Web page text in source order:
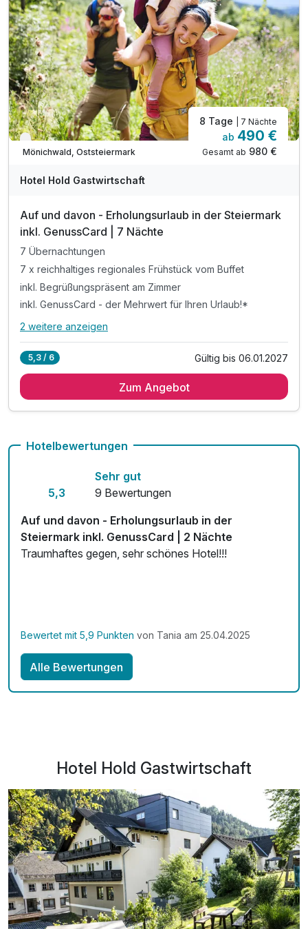
Verfügbar bis Dezember
Mönichwald, Oststeiermark
8 Tage | 7 Nächte
ab 490 €
Gesamt ab 980 €
Hotel Hold Gastwirtschaft
Auf und davon - Erholungsurlaub in der Steiermark
inkl. GenussCard | 7 Nächte
7 Übernachtungen
7 x reichhaltiges regionales Frühstück vom Buffet
inkl. Begrüßungspräsent am Zimmer
inkl. GenussCard - der Mehrwert für Ihren Urlaub!*
Alle Inklusivleistungen
7 x reichhaltiges regionales Frühstück vom Buffet
inkl. Nutzung des Wellnessbereichs
2 weitere anzeigen
5,3 / 6 Gültig bis 06.01.2027
Zum Angebot
Hotelbewertungen
5,3
Sehr gut
9 Bewertungen
Auf und davon - Erholungsurlaub in der
Steiermark inkl. GenussCard | 2 Nächte
Traumhaftes gegen, sehr schönes Hotel!!!
Bewertet mit 5,9 Punkten von Tania am 25.04.2025
Alle Bewertungen
Hotel Hold Gastwirtschaft